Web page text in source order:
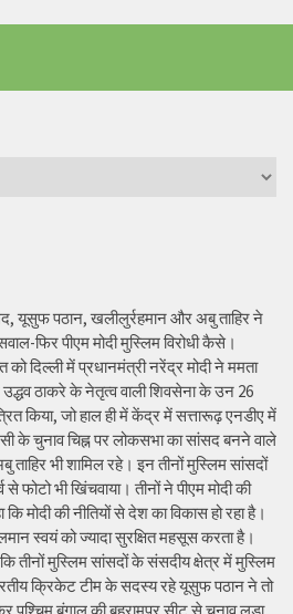
यूसुफ पठान, खलीलुर्रहमान और अबु ताहिर ने
फिर पीएम मोदी मुस्लिम विरोधी कैसे।
दिल्ली में प्रधानमंत्री नरेंद्र मोदी ने ममता
ठाकरे के नेतृत्व वाली शिवसेना के उन 26
किया, जो हाल ही में केंद्र में सत्तारूढ़ एनडीए में
के चुनाव चिह्न पर लोकसभा का सांसद बनने वाले
भी शामिल रहे। इन तीनों मुस्लिम सांसदों
फोटो भी खिंचवाया। तीनों ने पीएम मोदी की
मोदी की नीतियों से देश का विकास हो रहा है।
स्वयं को ज्यादा सुरक्षित महसूस करता है।
तीनों मुस्लिम सांसदों के संसदीय क्षेत्र में मुस्लिम
क्रिकेट टीम के सदस्य रहे यूसुफ पठान ने तो